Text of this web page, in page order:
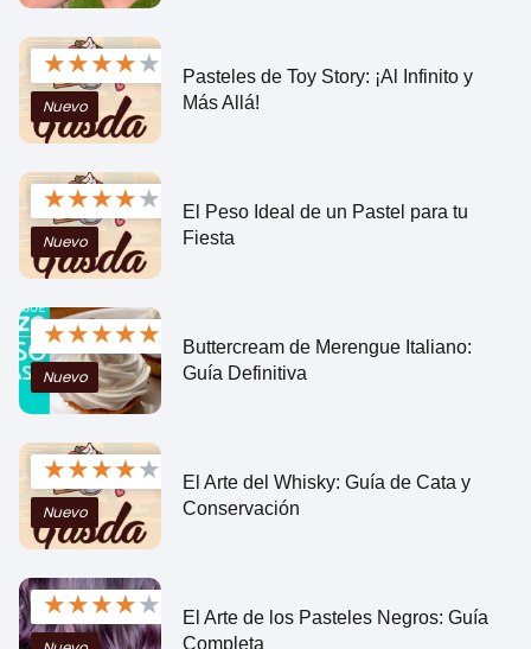
★★★★★
Nuevo
Pasteles de Toy Story: ¡Al Infinito y
Más Allá!
★★★★★
Nuevo
El Peso Ideal de un Pastel para tu
Fiesta
★★★★★
Nuevo
Buttercream de Merengue Italiano:
Guía Definitiva
★★★★★
Nuevo
El Arte del Whisky: Guía de Cata y
Conservación
★★★★★
El Arte de los Pasteles Negros: Guía
Completa